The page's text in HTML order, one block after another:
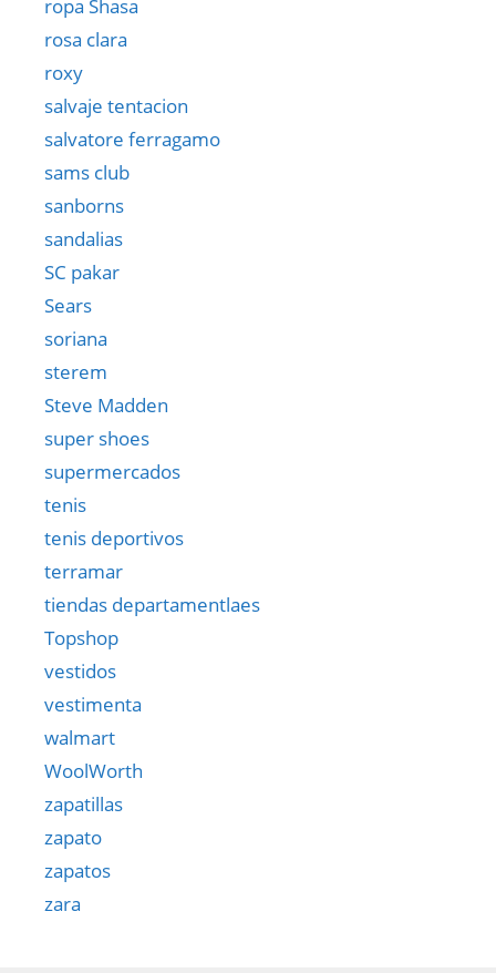
ropa Shasa
rosa clara
roxy
salvaje tentacion
salvatore ferragamo
sams club
sanborns
sandalias
SC pakar
Sears
soriana
sterem
Steve Madden
super shoes
supermercados
tenis
tenis deportivos
terramar
tiendas departamentlaes
Topshop
vestidos
vestimenta
walmart
WoolWorth
zapatillas
zapato
zapatos
zara